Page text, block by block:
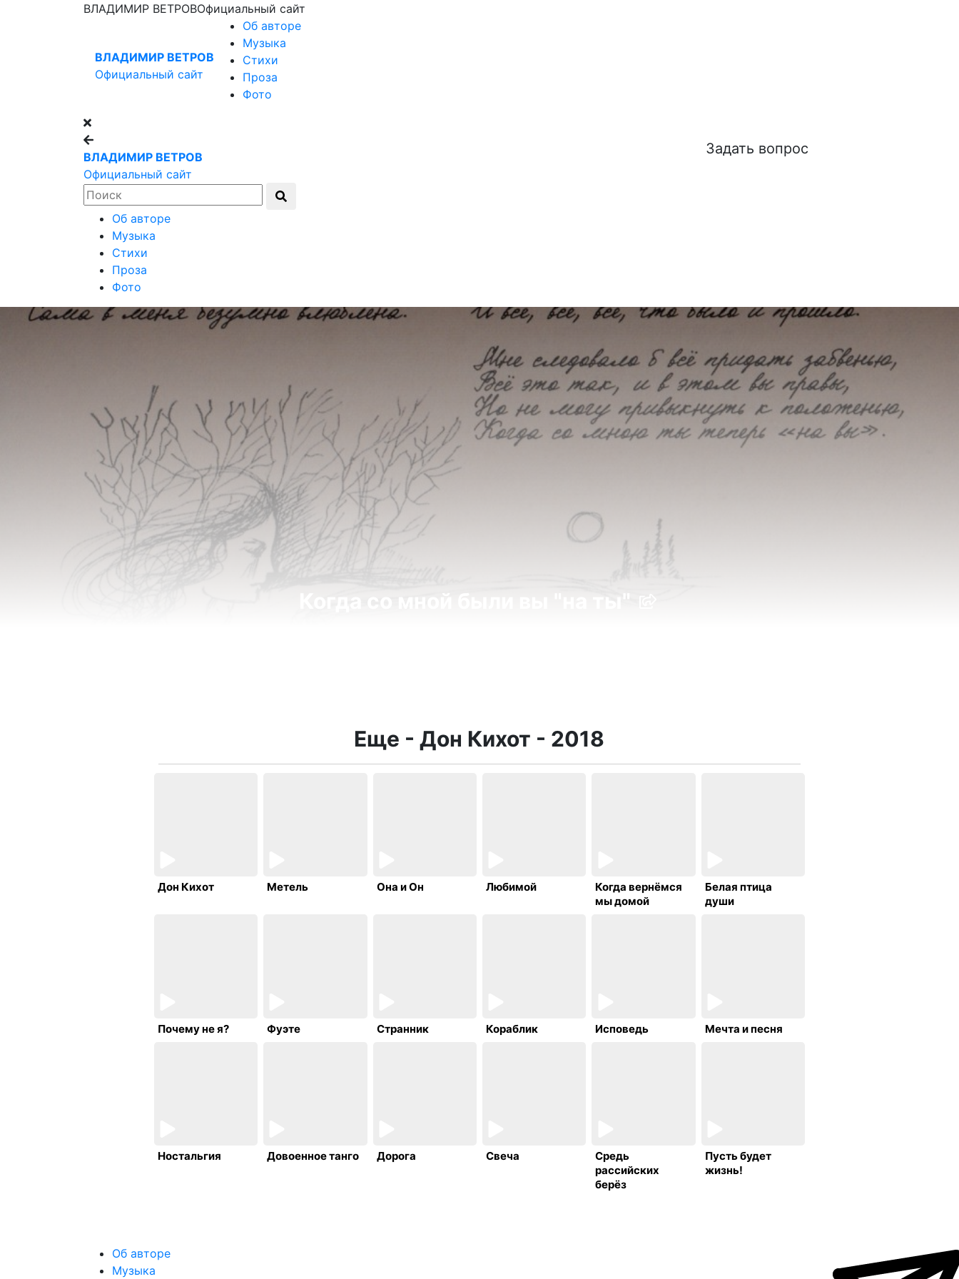
ВЛАДИМИР ВЕТРОВОфициальный сайт
ВЛАДИМИР ВЕТРОВ
Официальный сайт
Об авторе
Музыка
Стихи
Проза
Фото
ВЛАДИМИР ВЕТРОВ
Официальный сайт
Об авторе
Музыка
Стихи
Проза
Фото
Задать вопрос
Когда со мной были вы "на ты"
Еще - Дон Кихот - 2018
Дон Кихот Метель Она и Он Любимой
Когда вернёмся
мы домой
Белая птица
души
Почему не я? Фуэте Странник Кораблик Исповедь Мечта и песня
Ностальгия Довоенное танго Дорога Свеча
Средь
рассийских
берёз
Пусть будет
жизнь!
Об авторе
Музыка